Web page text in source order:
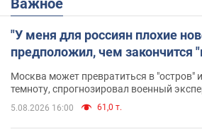
"У меня для россиян плохие
предположил, чем закончится
Москва может превратиться в "остров"
темноту, спрогнозировал военный
5.08.2026 16:00 61,0 т.